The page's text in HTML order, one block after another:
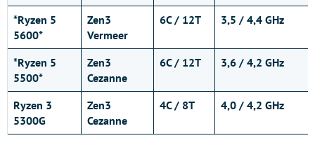
*Ryzen 5
5600*
Zen3
Vermeer
6C / 12T 3,5 / 4,4 GHz
*Ryzen 5
5500*
Zen3
Cezanne
6C / 12T 3,6 / 4,2 GHz
Ryzen 3
5300G
Zen3
Cezanne
4C / 8T 4,0 / 4,2 GHz